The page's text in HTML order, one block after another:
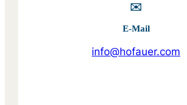
✉️
E-Mail
info@hofauer.com